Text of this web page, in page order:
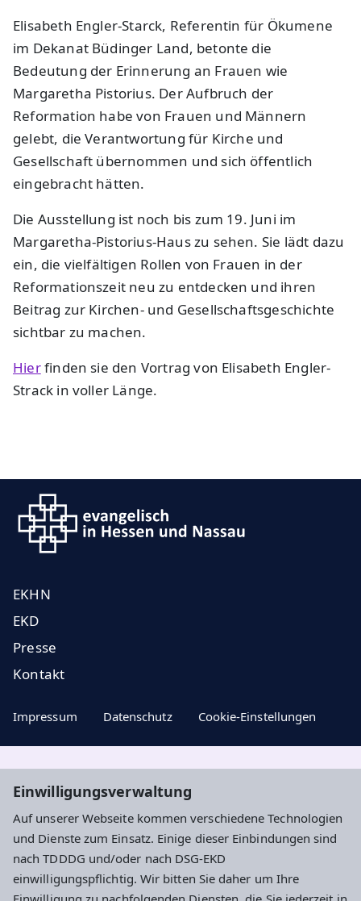
Einwilligungsverwaltung
Auf unserer Webseite kommen verschiedene Technologien
und Dienste zum Einsatz. Einige dieser Einbindungen sind
nach TDDDG und/oder nach DSG-EKD
einwilligungspflichtig. Wir bitten Sie daher um Ihre
Elisabeth Engler-Starck, Referentin für Ökumene
im Dekanat Büdinger Land, betonte die
Bedeutung der Erinnerung an Frauen wie
Margaretha Pistorius. Der Aufbruch der
Reformation habe von Frauen und Männern
gelebt, die Verantwortung für Kirche und
Gesellschaft übernommen und sich öffentlich
eingebracht hätten.
Die Ausstellung ist noch bis zum 19. Juni im
Margaretha-Pistorius-Haus zu sehen. Sie lädt dazu
ein, die vielfältigen Rollen von Frauen in der
Reformationszeit neu zu entdecken und ihren
Beitrag zur Kirchen- und Gesellschaftsgeschichte
sichtbar zu machen.
Hierfinden sie den Vortrag von Elisabeth Engler-
Strack in voller Länge.
EKHN
EKD
Presse
Kontakt
Impressum Datenschutz Cookie-Einstellungen
Aktuelle Nachrichten, geistige Impulse ...
Newsletter entdecken